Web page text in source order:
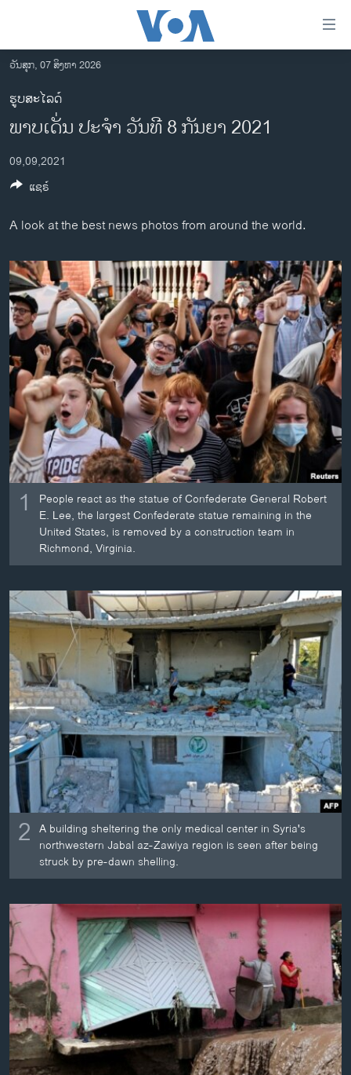
ເຂົ້າ
ຫາ
ຂ້າມ
ຂ້າມ
ໄປ
ຫາ
ຄົ້ນ
ລາວ
ອາເມຣິກາ
ການເລືອກຕັ້ງ ປະທານາທີບໍດີ ສະຫະລັດ 2024
ຂ່າວ​ຈີນ
ໂລກ
ອິດສະຫຼະພາບດ້ານການຂ່າວ
ຊີວິດຊາວລາວ
ຊຸມຊົນຊາວລາວ
ວິທະຍາສາດ-ເທັກໂນໂລຈີ
ທຸລະກິດ
ພາສາອັງກິດ
ວີດີໂອ
ສຽງ
ລາຍການກະຈາຍສຽງ
ລາຍງານ
ຕິດຕາມພວກເຮົາ ທີ່
ພາສາຕ່າງໆ
ວັນສຸກ, 07 ສິງຫາ 2026
ຮູບສະໄລດ໌
ພາບເດັ່ນ ປະຈຳ ວັນທີ 8 ກັນຍາ 2021
09,09,2021
A look at the best news photos from around the world.
1
People react as the statue of Confederate General Robert
E. Lee, the largest Confederate statue remaining in the
United States, is removed by a construction team in
Richmond, Virginia.
2 A building sheltering the only medical center in Syria's
northwestern Jabal az-Zawiya region is seen after being
struck by pre-dawn shelling.
ແຊຣ໌